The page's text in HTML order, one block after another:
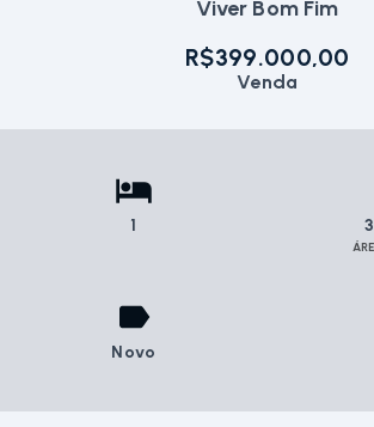
Viver Bom Fim
R$399.000,00
Venda
1
Novo